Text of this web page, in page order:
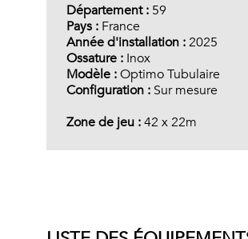
Département : 59
Pays : France
Année d'installation :2025
Ossature : Inox
Modèle :Optimo Tubulaire
Configuration : Sur mesure
Zone de jeu :42 x 22m